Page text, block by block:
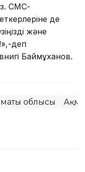
СМС-
де
және
деп
Баймұханов.
облысы